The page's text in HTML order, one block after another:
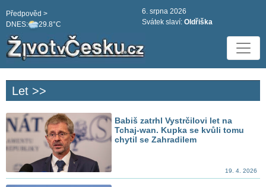
DNES: 29.8°C
Předpověd >
6. srpna 2026
Svátek slaví: Oldřiška
Let >>
Babiš zatrhl Vystrčilovi let na
Tchaj-wan. Kupka se kvůli tomu
chytil se Zahradilem
19. 4. 2026